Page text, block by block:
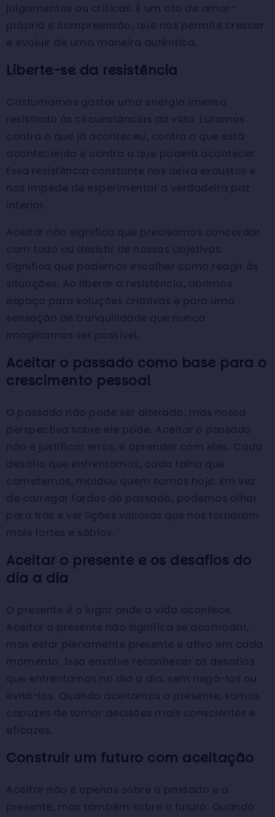
julgamentos ou críticas. É um ato de amor-
próprio e compreensão, que nos permite crescer
e evoluir de uma maneira autêntica.
Liberte-se da resistência
Costumamos gastar uma energia imensa
resistindo às circunstâncias da vida. Lutamos
contra o que já aconteceu, contra o que está
acontecendo e contra o que poderá acontecer.
Essa resistência constante nos deixa exaustos e
nos impede de experimentar a verdadeira paz
interior.
Aceitar não significa que precisamos concordar
com tudo ou desistir de nossos objetivos.
Significa que podemos escolher como reagir às
situações. Ao liberar a resistência, abrimos
espaço para soluções criativas e para uma
sensação de tranquilidade que nunca
imaginamos ser possível.
Aceitar o passado como base para o
crescimento pessoal
O passado não pode ser alterado, mas nossa
perspectiva sobre ele pode. Aceitar o passado
não é justificar erros, é aprender com eles. Cada
desafio que enfrentamos, cada falha que
cometemos, moldou quem somos hoje. Em vez
de carregar fardos do passado, podemos olhar
para trás e ver lições valiosas que nos tornaram
mais fortes e sábios.
Aceitar o presente e os desafios do
dia a dia
O presente é o lugar onde a vida acontece.
Aceitar o presente não significa se acomodar,
mas estar plenamente presente e ativo em cada
momento. Isso envolve reconhecer os desafios
que enfrentamos no dia a dia, sem negá-los ou
evitá-los. Quando aceitamos o presente, somos
capazes de tomar decisões mais conscientes e
eficazes.
Construir um futuro com aceitação
Aceitar não é apenas sobre o passado e o
presente, mas também sobre o futuro. Quando